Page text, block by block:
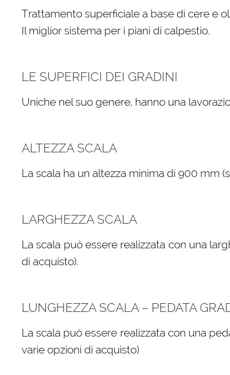
Trattamento superficiale a base di cere e
Il miglior sistema per i piani di calpestio.
LE SUPERFICI DEI GRADINI
Uniche nel suo genere, hanno una
ALTEZZA SCALA
La scala ha un altezza minima di 900 mm
LARGHEZZA SCALA
La scala può essere realizzata con una
di acquisto).
LUNGHEZZA SCALA – PEDATA
La scala può essere realizzata con una
varie opzioni di acquisto)